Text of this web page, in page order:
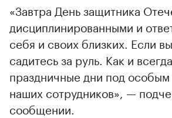
«Завтра День защитника
дисциплинированными и
себя и своих близких. Если
садитесь за руль. Как и
праздничные дни под
наших сотрудников», —
сообщении.